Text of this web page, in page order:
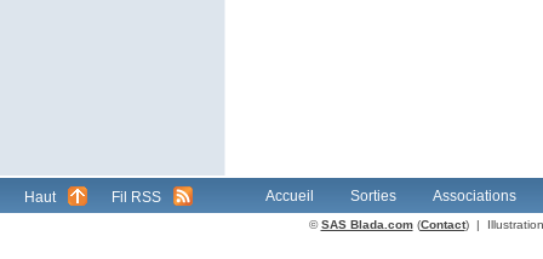
Haut Fil RSS Accueil Sorties Associations
©SAS Blada.com(Contact) |